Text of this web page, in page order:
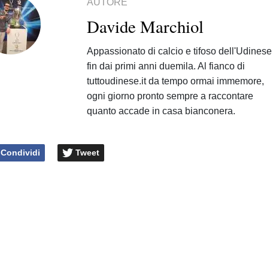
AUTORE
Davide Marchiol
Appassionato di calcio e tifoso dell'Udinese
fin dai primi anni duemila. Al fianco di
tuttoudinese.it da tempo ormai immemore,
ogni giorno pronto sempre a raccontare
quanto accade in casa bianconera.
Condividi Tweet